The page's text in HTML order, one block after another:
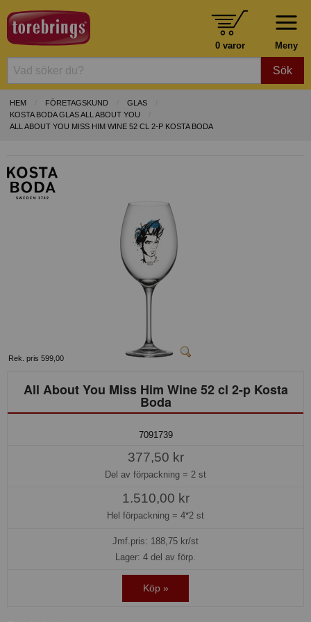
Meny
0 varor
Sök
HEM FÖRETAGSKUND
GLAS
KOSTA BODA GLAS ALL ABOUT YOU
ALL ABOUT YOU MISS HIM WINE 52 CL 2-P KOSTA BODA
Rek. pris 599,00
All About You Miss Him Wine 52 cl 2-p Kosta
Boda
7091739
377,50 kr
Del av förpackning = 2 st
1.510,00 kr
Hel förpackning = 4*2 st
Jmf.pris: 188,75 kr/st
Lager: 4 del av förp.
Köp »